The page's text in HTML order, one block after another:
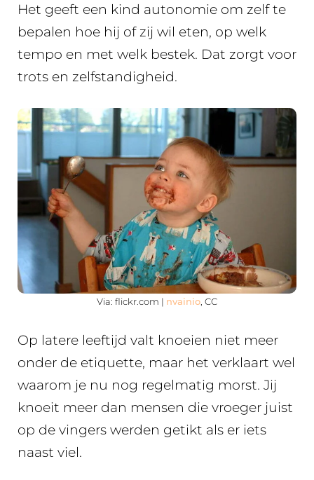
Het geeft een kind autonomie om zelf te
bepalen hoe hij of zij wil eten, op welk
tempo en met welk bestek. Dat zorgt voor
trots en zelfstandigheid.
Via: flickr.com | nvainio , CC
Op latere leeftijd valt knoeien niet meer
onder de etiquette, maar het verklaart wel
waarom je nu nog regelmatig morst. Jij
knoeit meer dan mensen die vroeger juist
op de vingers werden getikt als er iets
naast viel.